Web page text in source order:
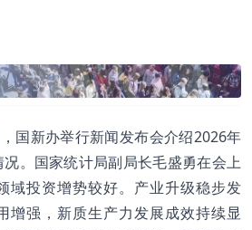
国新办举行新闻发布会介绍2026年
。国家统计局副局长毛盛勇在会上
域投资增势较好。产业升级稳步发
增强，新质生产力发展成效持续显